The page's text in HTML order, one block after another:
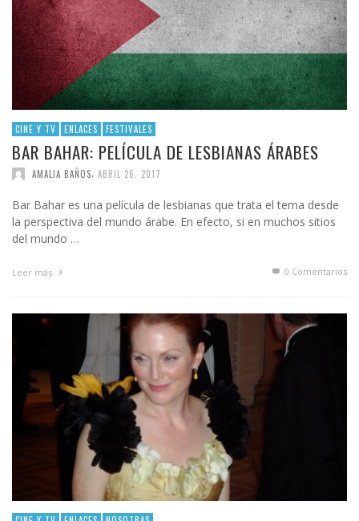
CINE Y TV ENLACES FESTIVALES
BAR BAHAR: PELÍCULA DE LESBIANAS ÁRABES
AMALIA BAÑOS ABRIL 26, 2017
Bar Bahar es una película de lesbianas que trata el tema desde
la perspectiva del mundo árabe. En efecto, si en muchos sitios
del mundo …
Leer más 0 Comentarios